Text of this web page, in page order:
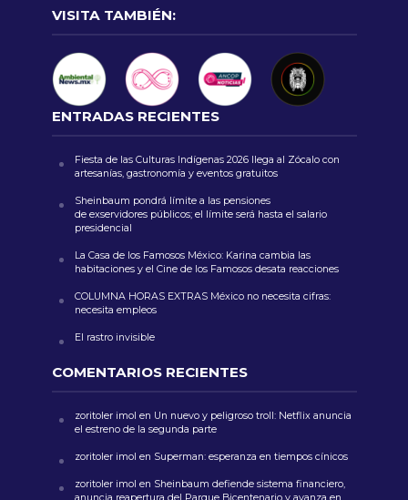
VISITA TAMBIÉN:
ENTRADAS RECIENTES
Fiesta de las Culturas Indígenas 2026 llega al Zócalo con
artesanías, gastronomía y eventos gratuitos
Sheinbaum pondrá límite a las pensiones
de exservidores públicos; el límite será hasta el salario
presidencial
La Casa de los Famosos México: Karina cambia las
habitaciones y el Cine de los Famosos desata reacciones
COLUMNA HORAS EXTRAS México no necesita cifras:
necesita empleos
El rastro invisible
COMENTARIOS RECIENTES
zoritoler imol en Un nuevo y peligroso troll: Netflix anuncia
el estreno de la segunda parte
zoritoler imol en Superman: esperanza en tiempos cínicos
zoritoler imol en Sheinbaum defiende sistema financiero,